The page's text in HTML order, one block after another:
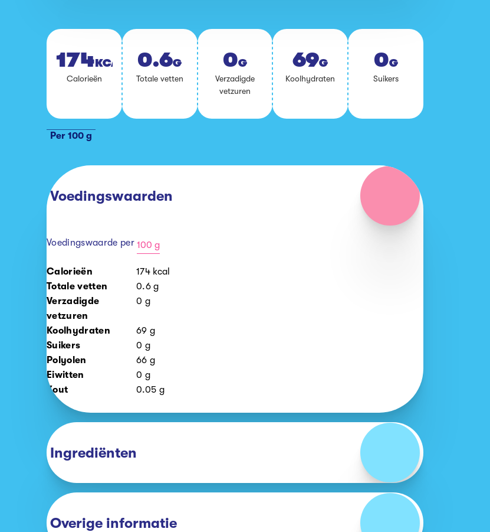
174 KCAL
Ca­lo­rie­ën
0.6G
To­ta­le vet­ten
0G
Ver­za­dig­de
vet­zu­ren
69G
Kool­hy­dra­ten
0G
Sui­kers
Per 100 g
Voedingswaarden
Voedingswaarde per 100 g
100
Calorieën 174 kcal
Totale vetten
0.6 g
Verzadigde
vetzuren
0 g
Koolhydraten 69 g
Suikers
0 g
Polyolen
66 g
Eiwitten
0 g
Zout
0.05 g
Ingrediënten
Overige informatie